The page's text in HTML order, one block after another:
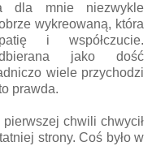
dla mnie niezwykle
wykreowaną, która
i współczucie.
jako dość
wiele przychodzi
prawda.
chwili chwycił
strony. Coś było w